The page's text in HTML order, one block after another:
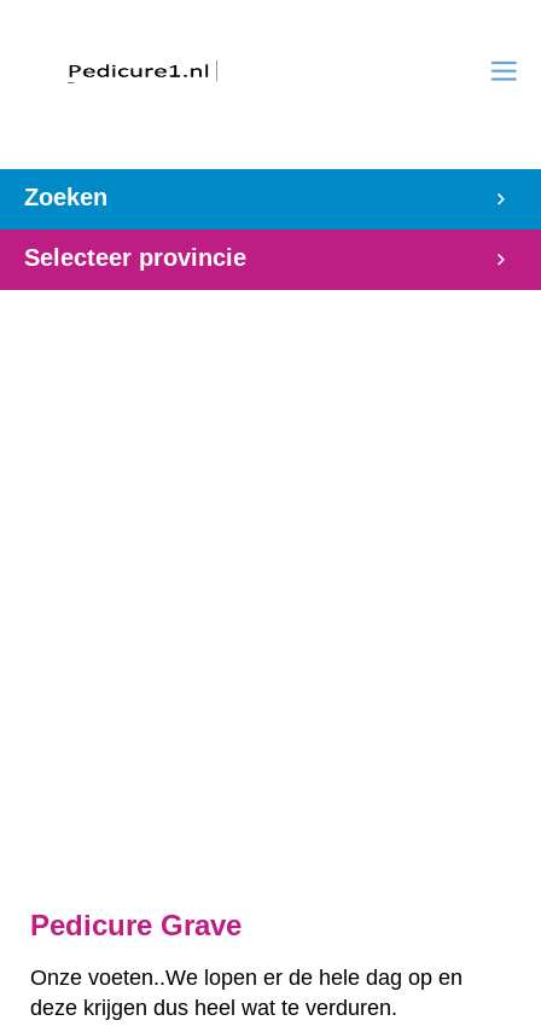
Zoeken
Selecteer provincie
Pedicure Grave
Onze voeten..We lopen er de hele dag op en
deze krijgen dus heel wat te verduren.